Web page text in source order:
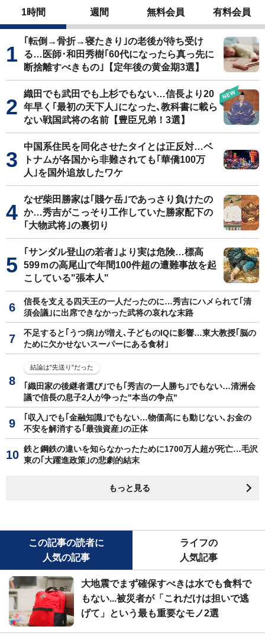
1時間 週間 無料会員 有料会員
｢転倒→骨折→寝たきり｣の老後が待ち受け
る…医師･和田秀樹｢60代になったら真っ先に
断捨離すべきもの｣【定年後の黄金期3選】
織田でも武田でも上杉でもない…信長より20
年早く｢最初の天下人｣になった､教科書に載ら
ない戦国武将の名前【豊臣兄弟！3選】
中国系住民を同化させたタイとは正反対…ベ
トナムが各国から非難されても｢華僑100万
人｣を国外追放したワケ
なぜ柴田勝家は｢賤ケ岳｣であっさり負けたの
か…秀吉がこっそり工作していた勝家配下の
｢大物武将｣の裏切り
｢サンダル登山の若者｣より実は危険…標高
599ｍの高尾山で年間100件超の遭難事故を起
こしている"張本人"
信長を支える四天王の一人だったのに…秀吉にハメられて｢清
須会議｣に出席できなかった武将の哀れな末路
不足すると｢うつ病｣が増え､子どものIQに影響…東大教授｢脳の
ために欠かせないスーパーにある食材｣
結論は"先送り"だった
｢織田家の後継者選び｣でも｢秀吉の一人勝ち｣でもない…清洲会
議で信長の息子2人が争った"本当の争点"
｢収入｣でも｢金融知識｣でもない…物価高にも動じない､お金の
不安を解消する｢最強資産｣の正体
鉄と鋼鉄の違いを知らなかったために1700万人超が死亡…毛沢
東の｢大躍進政策｣の悲劇的結末
もっと見る
この記事の読者に
人気の記事
ライフの
人気記事
大地震でまず確保すべきは水でも食料で
もない...被災者が「これだけは担いで逃
げて」という最も重要なモノ2選